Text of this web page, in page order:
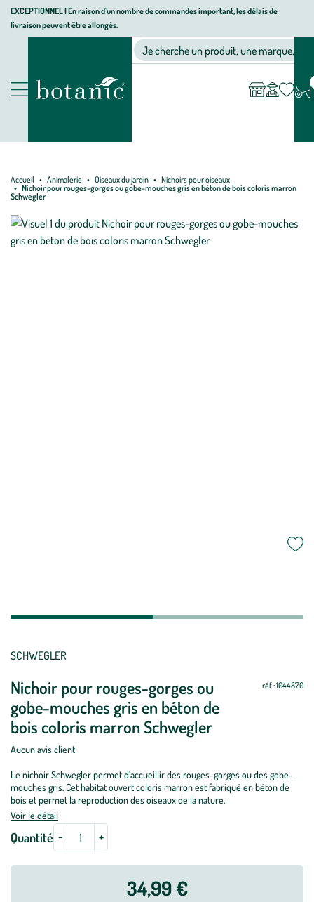
Aller
Aller
au
Aller
au
page
EXCEPTIONNEL I En raison d'un nombre de commandes important, les délais de
livraison peuvent être allongés.
Nos produits
Jardinerie écologique, animalerie, décoration, alimentation bio
Je cherche un produit, une marque, un
compte
Accueil Animalerie Oiseaux du jardin
Nichoirs pour oiseaux
Nichoir pour rouges-gorges ou gobe-mouches gris en béton de bois coloris marron
Schwegler
SCHWEGLER
Nichoir pour rouges-gorges ou
gobe-mouches gris en béton de
bois coloris marron Schwegler
réf : 1044870
Aucun avis client
Le nichoir Schwegler permet d'accueillir des rouges-gorges ou des gobe-
mouches gris. Cet habitat ouvert coloris marron est fabriqué en béton de
bois et permet la reproduction des oiseaux de la nature.
Voir le détail
Quantité
Mettre
jour
-
Mettre
jour
+
34,99 €